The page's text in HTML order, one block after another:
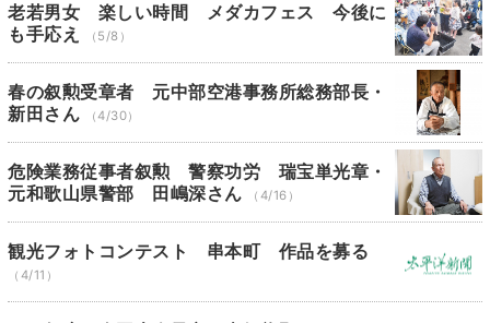
老若男女 楽しい時間 メダカフェス 今後に
も手応え
（5/8）
春の叙勲受章者 元中部空港事務所総務部長・
新田さん
（4/30）
危険業務従事者叙勲 警察功労 瑞宝単光章・
元和歌山県警部 田嶋深さん
（4/16）
観光フォトコンテスト 串本町 作品を募る
（4/11）